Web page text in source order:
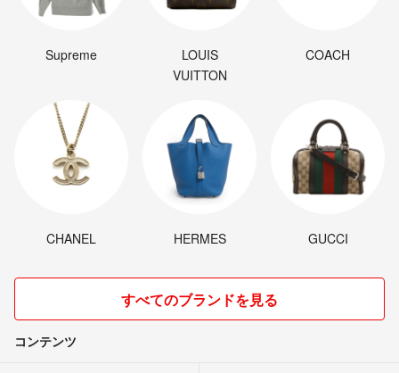
Supreme
LOUIS
VUITTON
COACH
CHANEL HERMES GUCCI
すべてのブランドを見る
コンテンツ